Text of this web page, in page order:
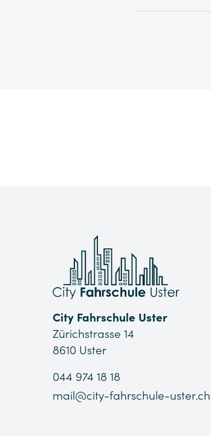
City Fahrschule Uster
Zürichstrasse 14
8610 Uster
044 974 18 18
mail@city-fahrschule-uster.ch